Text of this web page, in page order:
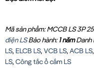
Mã sản phẩm: MCCB LS 3P
điện LS Bảo hành:1 nămDanh
LS, ELCB LS,VCB LS,ACB LS,
LS,Công tắc ổ cắm LS